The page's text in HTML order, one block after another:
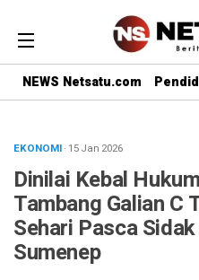
NEWS Netsatu.com
EKONOMI· 15 Jan 2026
Dinilai Kebal
Tambang Galian C
Sehari Pasca
Sumenep